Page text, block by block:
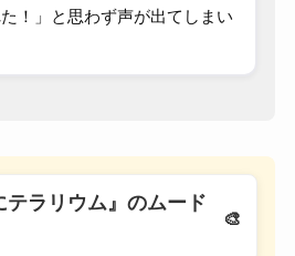
た！」と思わず声が出てしまい
テラリウム』のムード